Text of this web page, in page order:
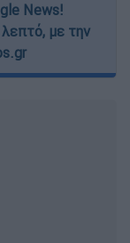
News!
με την